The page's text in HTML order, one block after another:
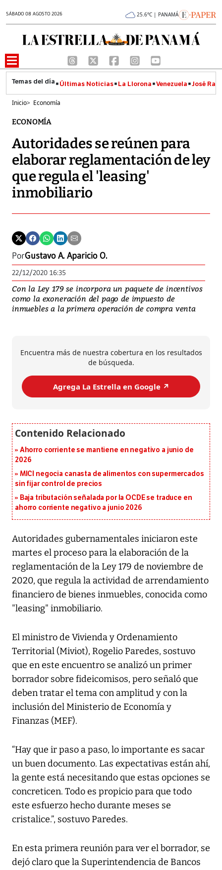
SÁBADO 08 AGOSTO 2026 25.6°C | PANAMÁ
Últimas Noticias La Llorona Venezuela José
Inicio> Economía
ECONOMÍA
Autoridades se reúnen para
elaborar reglamentación de ley
que regula el 'leasing'
inmobiliario
PorGustavo A. Aparicio O.
22/12/2020 16:35
Con la Ley 179 se incorpora un paquete de incentivos
como la exoneración del pago de impuesto de
inmuebles a la primera operación de compra venta
Encuentra más de nuestra cobertura en los resultados
de búsqueda.
Agrega La Estrella en Google ↗️
Ahorro corriente se mantiene en negativo a junio de
2026
MICI negocia canasta de alimentos con supermercados
sin fijar control de precios
Baja tributación señalada por la OCDE se traduce en
ahorro corriente negativo a junio 2026
Autoridades gubernamentales iniciaron este
martes el proceso para la elaboración de la
reglamentación de la Ley 179 de noviembre de
2020, que regula la actividad de arrendamiento
financiero de bienes inmuebles, conocida como
"leasing" inmobiliario.
El ministro de Vivienda y Ordenamiento
Territorial (Miviot), Rogelio Paredes, sostuvo
que en este encuentro se analizó un primer
borrador sobre fideicomisos, pero señaló que
deben tratar el tema con amplitud y con la
inclusión del Ministerio de Economía y
Finanzas (MEF).
“Hay que ir paso a paso, lo importante es sacar
un buen documento. Las expectativas están ahí,
la gente está necesitando que estas opciones se
concreticen. Todo es propicio para que todo
este esfuerzo hecho durante meses se
cristalice.”, sostuvo Paredes.
En esta primera reunión para ver el borrador, se
dejó claro que la Superintendencia de Bancos